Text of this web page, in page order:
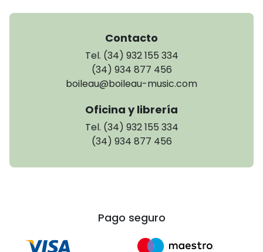
Contacto
Tel. (34) 932 155 334
(34) 934 877 456
boileau@boileau-music.com
Oficina y librería
Tel. (34) 932 155 334
(34) 934 877 456
Pago seguro